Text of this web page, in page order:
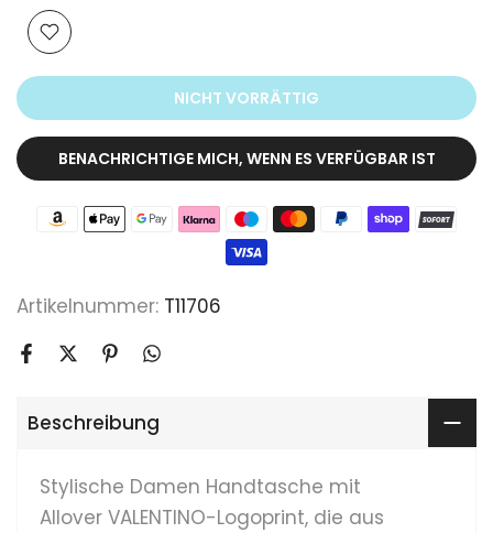
NICHT VORRÄTTIG
BENACHRICHTIGE MICH, WENN ES VERFÜGBAR IST
Artikelnummer: T11706
Beschreibung
Stylische Damen Handtasche mit
Allover VALENTINO-Logoprint, die aus